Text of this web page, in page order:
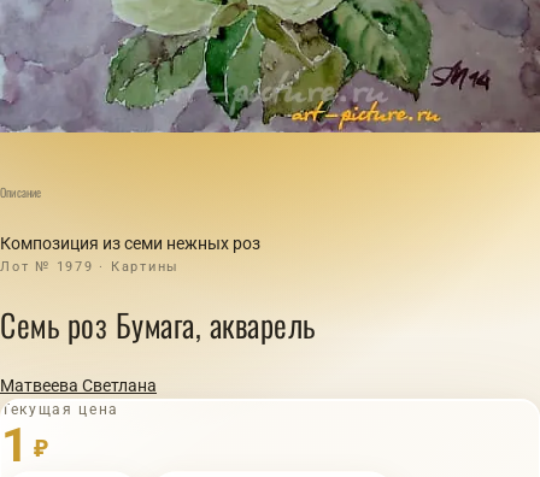
Описание
Композиция из семи нежных роз
Лот № 1979 · Картины
Семь роз Бумага, акварель
Матвеева Светлана
Текущая цена
1 ₽